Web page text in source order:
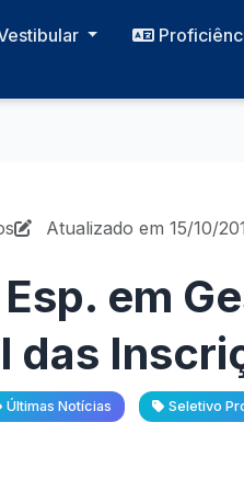
Atualizado em 15/10/
em
das
Últimas Notícias Seletivo